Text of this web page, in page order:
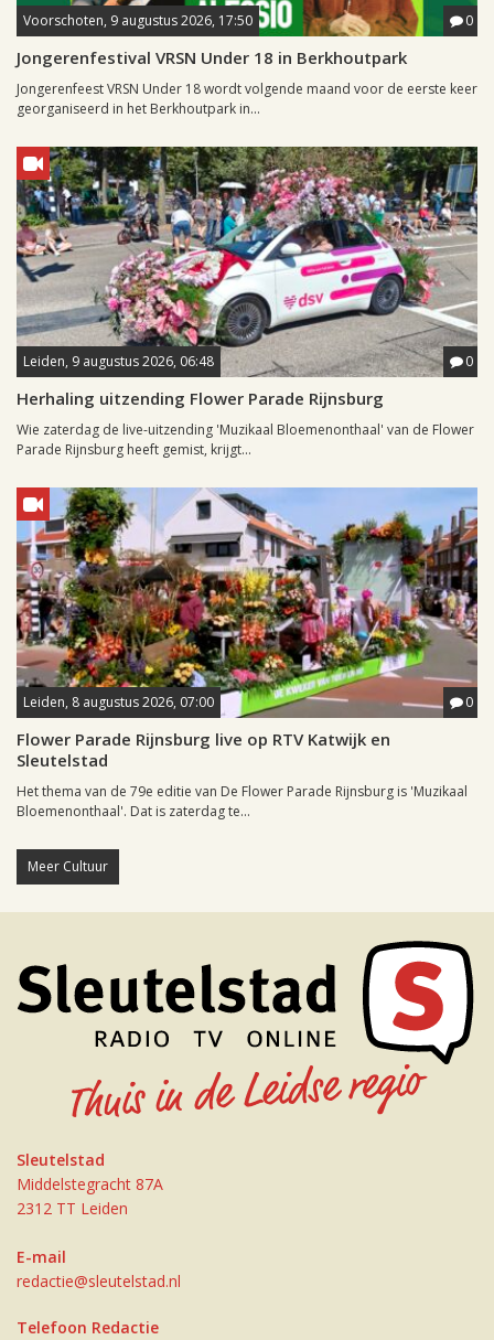
Voorschoten, 9 augustus 2026, 17:50 0
Jongerenfestival VRSN Under 18 in Berkhoutpark
Jongerenfeest VRSN Under 18 wordt volgende maand voor de eerste keer
georganiseerd in het Berkhoutpark in...
Leiden, 9 augustus 2026, 06:48 0
Herhaling uitzending Flower Parade Rijnsburg
Wie zaterdag de live-uitzending 'Muzikaal Bloemenonthaal' van de Flower
Parade Rijnsburg heeft gemist, krijgt...
Leiden, 8 augustus 2026, 07:00 0
Flower Parade Rijnsburg live op RTV Katwijk en
Sleutelstad
Het thema van de 79e editie van De Flower Parade Rijnsburg is 'Muzikaal
Bloemenonthaal'. Dat is zaterdag te...
Meer Cultuur
Sleutelstad
Middelstegracht 87A
2312 TT Leiden
E-mail
redactie@sleutelstad.nl
Telefoon Redactie